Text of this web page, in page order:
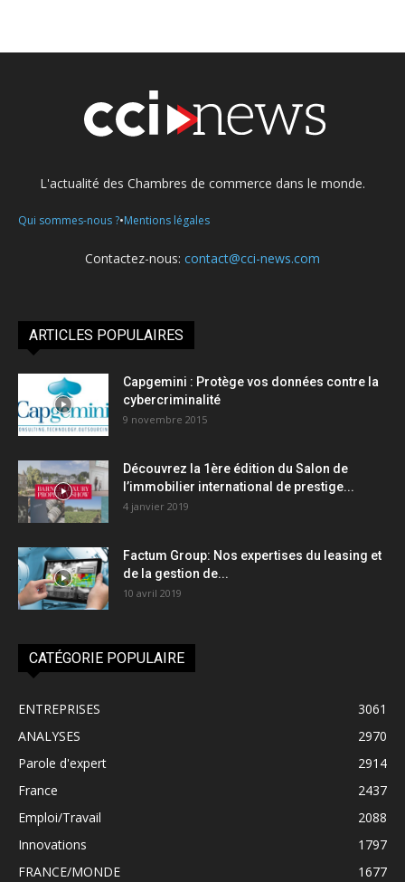
L'actualité des Chambres de commerce dans le monde.
Qui sommes-nous ?•Mentions légales
Contactez-nous: contact@cci-news.com
ARTICLES POPULAIRES
Capgemini : Protège vos données contre la
cybercriminalité
9 novembre 2015
Découvrez la 1ère édition du Salon de
l’immobilier international de prestige...
4 janvier 2019
Factum Group: Nos expertises du leasing et
de la gestion de...
10 avril 2019
CATÉGORIE POPULAIRE
ENTREPRISES
3061
ANALYSES
2970
Parole d'expert
2914
France
2437
Emploi/Travail
2088
Innovations
1797
FRANCE/MONDE
1677